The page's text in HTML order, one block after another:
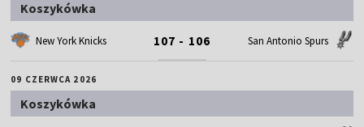
Koszykówka
New York Knicks 107 - 106 San Antonio Spurs
09 CZERWCA 2026
Koszykówka